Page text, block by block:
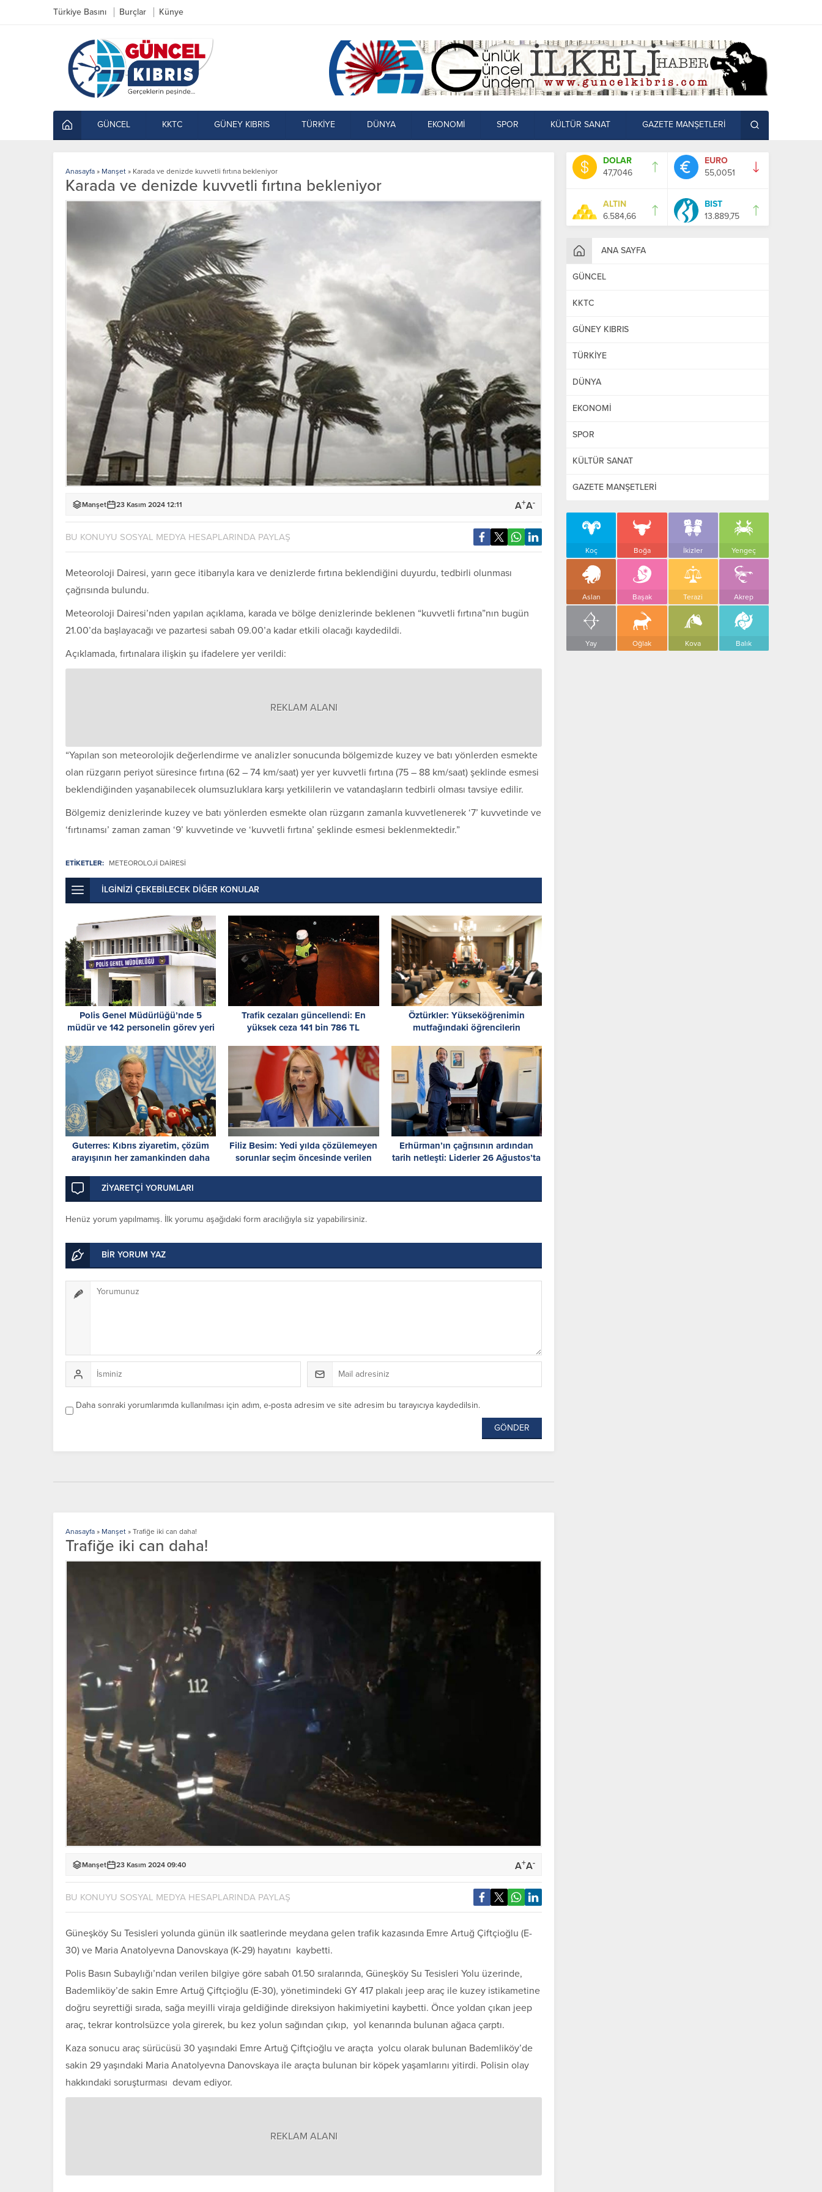
Türkiye Basını Burçlar Künye
GÜNCEL KKTC GÜNEY KIBRIS TÜRKİYE DÜNYA EKONOMİ SPOR KÜLTÜR SANAT GAZETE MANŞETLERİ
DOLAR
47,7046
EURO
55,0051
ALTIN
6.584,66
BIST
13.889,75
ANA SAYFA
GÜNCEL
KKTC
GÜNEY KIBRIS
TÜRKİYE
DÜNYA
EKONOMİ
SPOR
KÜLTÜR SANAT
GAZETE MANŞETLERİ
Koç Boğa İkizler Yengeç
Aslan Başak Terazi Akrep
Yay Oğlak Kova Balık
Anasayfa » Manşet » Karada ve denizde kuvvetli fırtına bekleniyor
Karada ve denizde kuvvetli fırtına bekleniyor
Manşet 23 Kasım 2024 12:11 A+A-
BU KONUYU SOSYAL MEDYA HESAPLARINDA PAYLAŞ
Meteoroloji Dairesi, yarın gece itibarıyla kara ve denizlerde fırtına beklendiğini duyurdu, tedbirli olunması
çağrısında bulundu.
Meteoroloji Dairesi’nden yapılan açıklama, karada ve bölge denizlerinde beklenen “kuvvetli fırtına”nın bugün
21.00’da başlayacağı ve pazartesi sabah 09.00’a kadar etkili olacağı kaydedildi.
Açıklamada, fırtınalara ilişkin şu ifadelere yer verildi:
REKLAM ALANI
“Yapılan son meteorolojik değerlendirme ve analizler sonucunda bölgemizde kuzey ve batı yönlerden esmekte
olan rüzgarın periyot süresince fırtına (62 – 74 km/saat) yer yer kuvvetli fırtına (75 – 88 km/saat) şeklinde esmesi
beklendiğinden yaşanabilecek olumsuzluklara karşı yetkililerin ve vatandaşların tedbirli olması tavsiye edilir.
Bölgemiz denizlerinde kuzey ve batı yönlerden esmekte olan rüzgarın zamanla kuvvetlenerek ‘7’ kuvvetinde ve
‘fırtınamsı’ zaman zaman ‘9’ kuvvetinde ve ‘kuvvetli fırtına’ şeklinde esmesi beklenmektedir.”
ETİKETLER: METEOROLOJI DAIRESI
İLGİNİZİ ÇEKEBİLECEK DİĞER KONULAR
Polis Genel Müdürlüğü’nde 5
müdür ve 142 personelin görev yeri
Trafik cezaları güncellendi: En
yüksek ceza 141 bin 786 TL
Öztürkler: Yükseköğrenimin
mutfağındaki öğrencilerin
yapması önemli
Guterres: Kıbrıs ziyaretim, çözüm
arayışının her zamankinden daha
Filiz Besim: Yedi yılda çözülemeyen
sorunlar seçim öncesinde verilen
Erhürman’ın çağrısının ardından
tarih netleşti: Liderler 26 Ağustos’ta
ZİYARETÇİ YORUMLARI
Henüz yorum yapılmamış. İlk yorumu aşağıdaki form aracılığıyla siz yapabilirsiniz.
BİR YORUM YAZ
Daha sonraki yorumlarımda kullanılması için adım, e-posta adresim ve site adresim bu tarayıcıya kaydedilsin.
Anasayfa » Manşet » Trafiğe iki can daha!
Trafiğe iki can daha!
Manşet 23 Kasım 2024 09:40 A+A-
BU KONUYU SOSYAL MEDYA HESAPLARINDA PAYLAŞ
Güneşköy Su Tesisleri yolunda günün ilk saatlerinde meydana gelen trafik kazasında Emre Artuğ Çiftçioğlu (E-
30) ve Maria Anatolyevna Danovskaya (K-29) hayatını kaybetti.
Polis Basın Subaylığı’ndan verilen bilgiye göre sabah 01.50 sıralarında, Güneşköy Su Tesisleri Yolu üzerinde,
Bademliköy’de sakin Emre Artuğ Çiftçioğlu (E-30), yönetimindeki GY 417 plakalı jeep araç ile kuzey istikametine
doğru seyrettiği sırada, sağa meyilli viraja geldiğinde direksiyon hakimiyetini kaybetti. Önce yoldan çıkan jeep
araç, tekrar kontrolsüzce yola girerek, bu kez yolun sağından çıkıp, yol kenarında bulunan ağaca çarptı.
Kaza sonucu araç sürücüsü 30 yaşındaki Emre Artuğ Çiftçioğlu ve araçta yolcu olarak bulunan Bademliköy’de
sakin 29 yaşındaki Maria Anatolyevna Danovskaya ile araçta bulunan bir köpek yaşamlarını yitirdi. Polisin olay
hakkındaki soruşturması devam ediyor.
REKLAM ALANI